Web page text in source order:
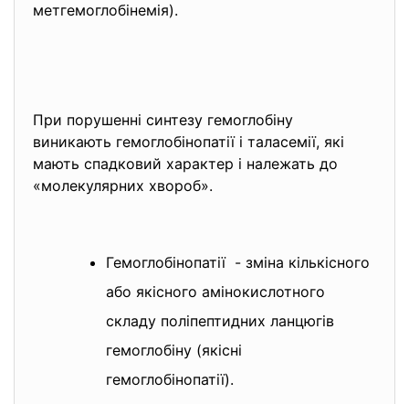
метгемоглобінемія).
При порушенні синтезу гемоглобіну
виникають гемоглобінопатії і таласемії, які
мають спадковий характер і належать до
«молекулярних хвороб».
Гемоглобінопатії - зміна кількісного
або якісного амінокислотного
складу поліпептидних ланцюгів
гемоглобіну (якісні
гемоглобінопатії).